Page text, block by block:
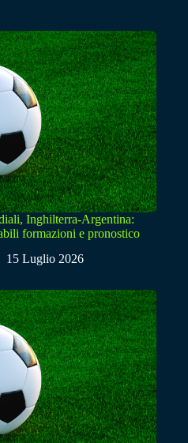
Inghilterra-Argentina:
formazioni e pronostico
15 Luglio 2026